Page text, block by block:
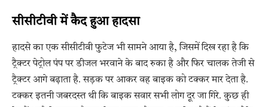
सीसीटीवी में कैद हुआ हादसा
हादसे का एक सीसीटीवी फुटेज भी सामने आया है, जिसमें दिख रहा है कि
ट्रैक्टर पेट्रोल पंप पर डीजल भरवाने के बाद रुका है और फिर चालक तेजी से
ट्रैक्टर आगे बढ़ाता है. सड़क पर आकर वह बाइक को टक्कर मार देता है.
टक्कर इतनी जबरदस्त थी कि बाइक सवार सभी लोग दूर जा गिरे. कुछ ही